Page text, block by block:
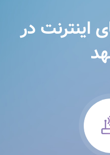
اینترنت در